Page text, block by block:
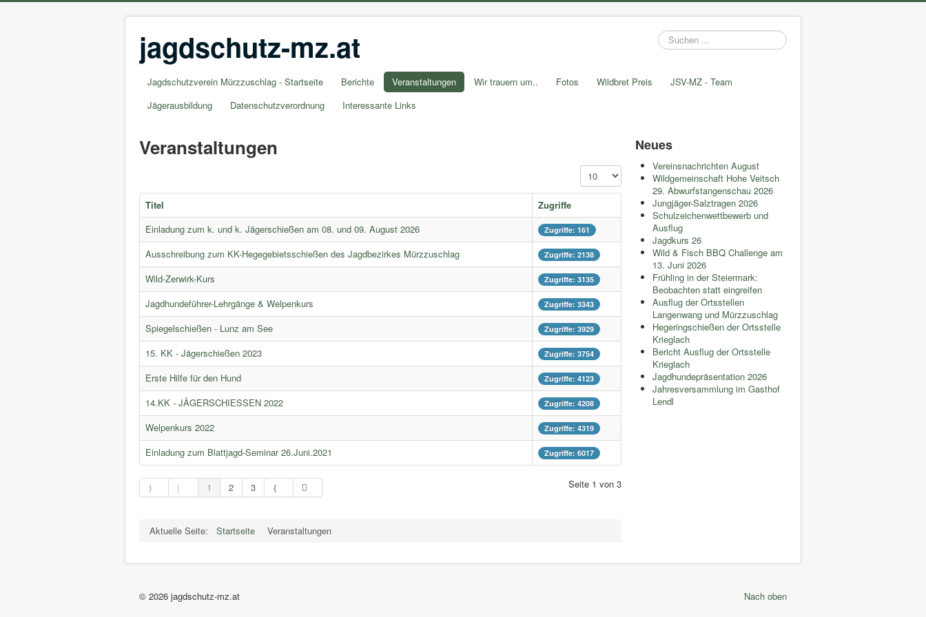
jagdschutz-mz.at
Suchen
...
Jagdschutzverein Mürzzuschlag - Startseite Berichte Veranstaltungen Wir trauern um.. Fotos Wildbret Preis
JSV-MZ - Team
Jägerausbildung
Datenschutzverordnung Interessante Links
Veranstaltungen
Anzeige #
Titel
Zugriffe
Einladung zum k. und k. Jägerschießen am 08. und 09. August 2026
Zugriffe: 161
Ausschreibung zum KK-Hegegebietsschießen des Jagdbezirkes Mürzzuschlag Zugriffe: 2138
Wild-Zerwirk-Kurs Zugriffe: 3135
Jagdhundeführer-Lehrgänge & Welpenkurs Zugriffe: 3343
Spiegelschießen - Lunz am See Zugriffe: 3929
15. KK - Jägerschießen 2023 Zugriffe: 3754
Erste Hilfe für den Hund Zugriffe: 4123
14.KK - JÄGERSCHIESSEN 2022 Zugriffe: 4208
Welpenkurs 2022 Zugriffe: 4319
Einladung zum Blattjagd-Seminar 26.Juni.2021 Zugriffe: 6017
Seite 1 von 3
1 2 3
Aktuelle Seite: Startseite Veranstaltungen
Neues
Vereinsnachrichten August
Wildgemeinschaft Hohe Veitsch
29. Abwurfstangenschau 2026
Jungjäger-Salztragen 2026
Schulzeichenwettbewerb und
Ausflug
Jagdkurs 26
Wild & Fisch BBQ Challenge am
13. Juni 2026
Frühling in der Steiermark:
Beobachten statt eingreifen
Ausflug der Ortsstellen
Langenwang und Mürzzuschlag
Hegeringschießen der Ortsstelle
Krieglach
Bericht Ausflug der Ortsstelle
Krieglach
Jagdhundepräsentation 2026
Jahresversammlung im Gasthof
Lendl
Nach oben
© 2026 jagdschutz-mz.at